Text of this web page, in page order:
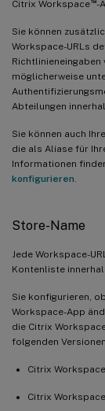
Citrix Workspace -
Sie können
Workspace-URLs
Richtlinieneingaben
möglicherweise
Abteilungen
Sie können auch
die als Aliase für
Informationen
konfigurieren
Store-Name
Jede Workspace-
Kontenliste
Sie konfigurieren,
Workspace-App
die Citrix
folgenden
Citrix
Citrix